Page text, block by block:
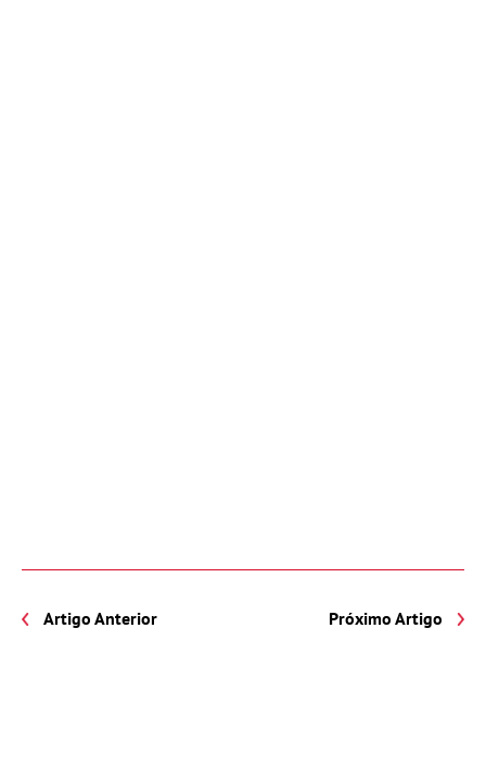
Artigo Anterior Próximo Artigo